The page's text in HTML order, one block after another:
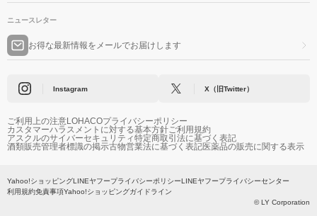
ニュースレター
お得な最新情報をメールでお届けします
Instagram X（旧Twitter）
ご利用上の注意LOHACOプライバシーポリシー
カスタマーハラスメントに対する基本方針ご利用規約
アスクルのサイバーセキュリティ特定商取引法に基づく表記
酒類販売管理者標識の掲示古物営業法に基づく表記医薬品の販売に関する表示
Yahoo!ショッピングLINEヤフープライバシーポリシーLINEヤフープライバシーセンター
利用規約免責事項Yahoo!ショッピングガイドライン
© LY Corporation